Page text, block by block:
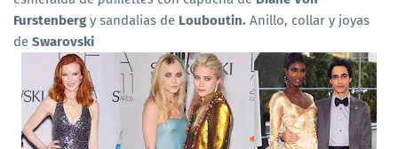
Furstenberg y sandalias de Louboutin. Anillo, collar y joyas
de Swarovski